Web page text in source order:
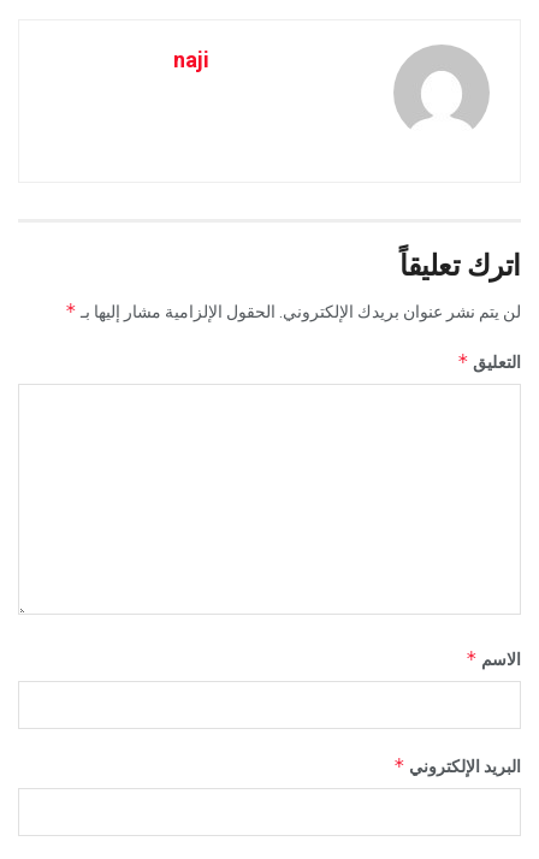
naji
اترك تعليقاً
لن يتم نشر عنوان بريدك الإلكتروني. الحقول الإلزامية مشار إليها بـ *
التعليق *
الاسم *
البريد الإلكتروني *